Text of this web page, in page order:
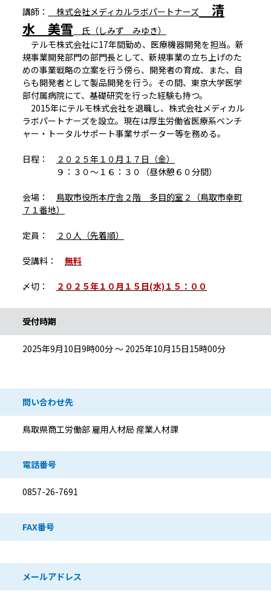
講師： 株式会社メディカルラボパートナーズ
清
水 美雪 氏（しみず みゆき）
テルモ株式会社に17年間勤め、医療機器開発を担当。新
規事業開発部門の部門長として、新規事業の立ち上げのた
めの事業戦略の立案を行う傍ら、開発者の育成、また、自
らも開発者として製品開発を行う。その間、東京大学医学
部付属病院にて、基礎研究を行った経験も持つ。
2015年にテルモ株式会社を退職し、株式会社メディカル
ラボパートナーズを設立。現在は厚生労働省医療系ベンチ
ャー・トータルサポート事業サポーター等を務める。
日程：
２０２５年１０月１７日（金）
９：３０～１６：３０（昼休憩６０分間）
会場： 鳥取市役所本庁舎２階 多目的室２（鳥取市幸町
７１番地）
定員： ２０人（先着順）
受講料： 無料
〆切： ２０２５年１０月１５日(水)１５：００
受付時期
2025年9月10日9時00分 ～ 2025年10月15日15時00分
問い合わせ先
鳥取県商工労働部 雇用人材局 産業人材課
電話番号
0857-26-7691
FAX番号
メールアドレス